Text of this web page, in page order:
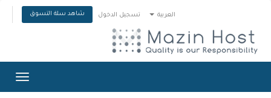
العربية تسجيل الدخول شاهد سلة التسوق